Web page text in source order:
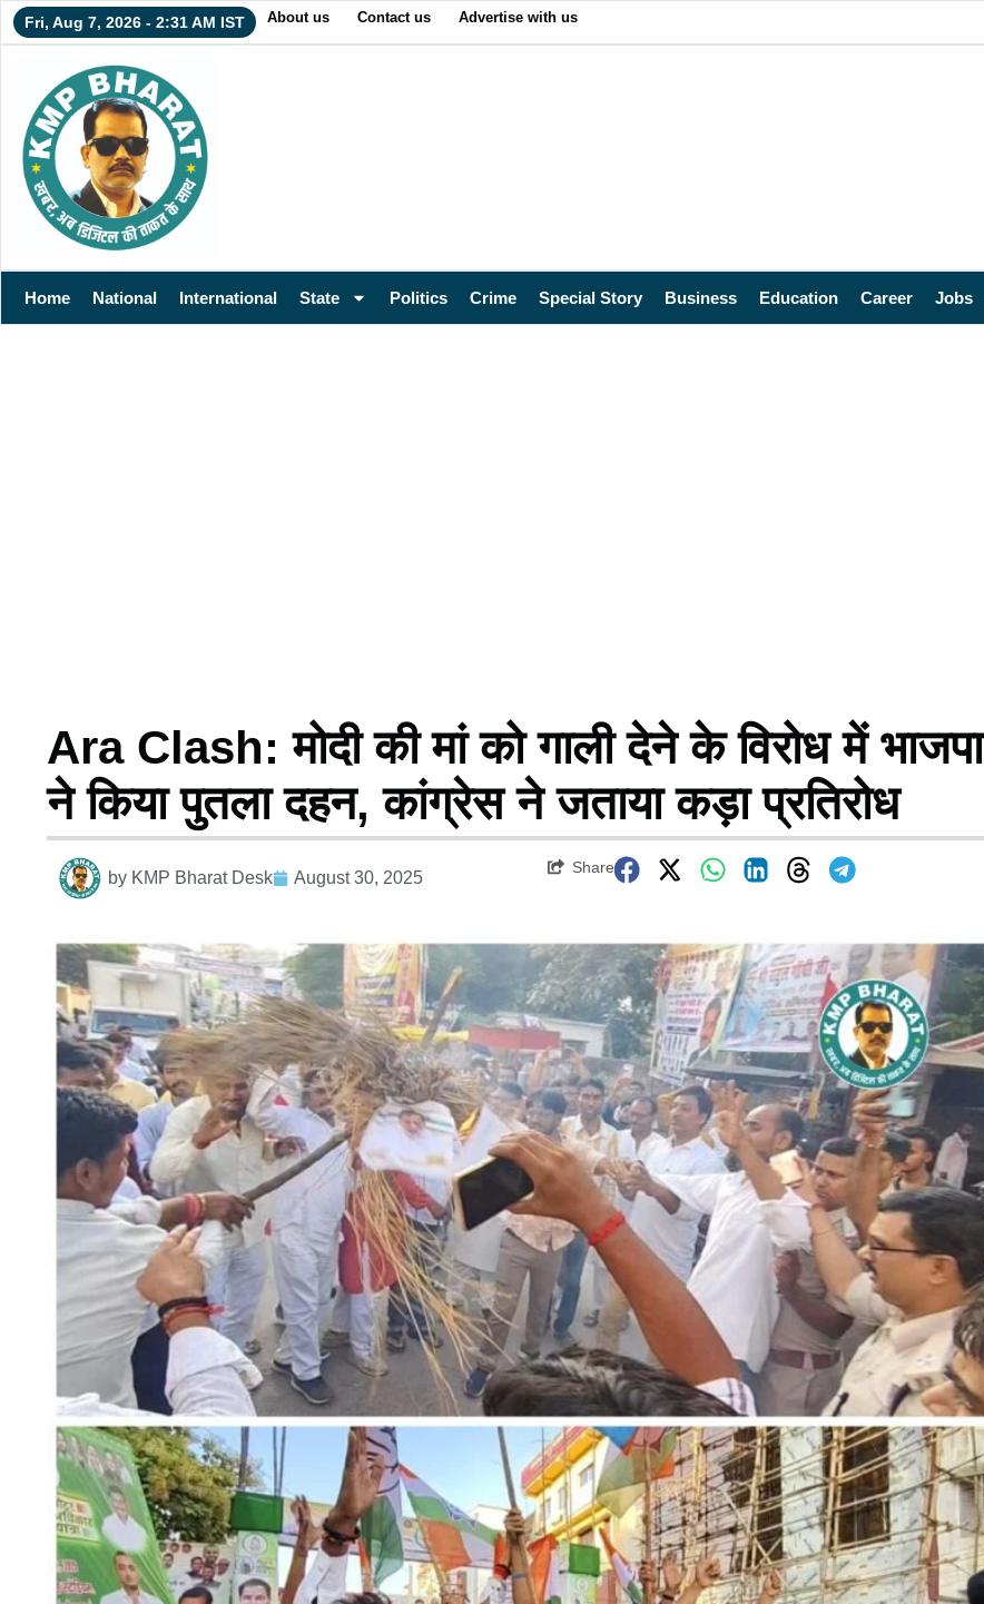
Fri, Aug 7, 2026 - 2:31 AM IST About us Contact us Advertise with us
Home National International State Politics Crime Special Story Business Education Career Jobs
Ara Clash: मोदी की मां को गाली देने के विरोध में भाजपा
ने किया पुतला दहन, कांग्रेस ने जताया कड़ा प्रतिरोध
by KMP Bharat Desk August 30, 2025
Share